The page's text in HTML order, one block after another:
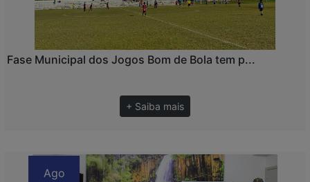
Fase Municipal dos Jogos Bom de Bola tem p...
+ Saiba mais
Ago